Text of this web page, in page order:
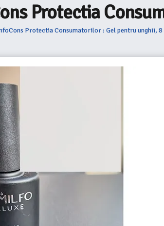
Protectia
Protectia Consumatorilor : Gel pentru unghii, 8